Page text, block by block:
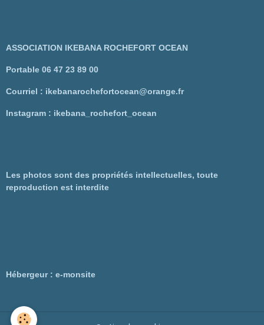
ASSOCIATION IKEBANA ROCHEFORT OCEAN
Portable 06 47 23 89 00
Courriel : ikebanarochefortocean@orange.fr
Instagram : ikebana_rochefort_ocean
Les photos sont des propriétés intellectuelles, toute
reproduction est interdite
Hébergeur : e-monsite